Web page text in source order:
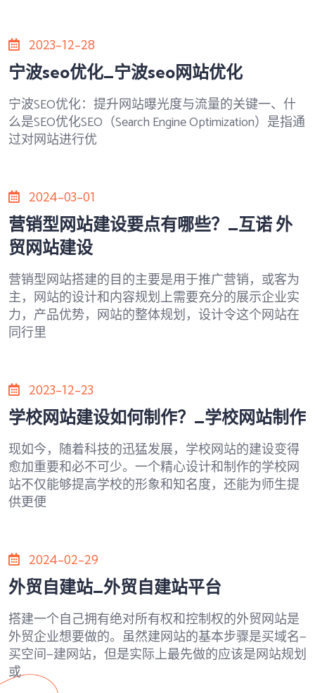
2023-12-28
宁波seo优化_宁波seo网站优化
宁波SEO优化：提升网站曝光度与流量的关键一、什
么是SEO优化SEO（Search Engine Optimization）是指通
过对网站进行优
2024-03-01
营销型网站建设要点有哪些？_互诺 外
贸网站建设
营销型网站搭建的目的主要是用于推广营销，或客为
主，网站的设计和内容规划上需要充分的展示企业实
力，产品优势，网站的整体规划，设计令这个网站在
同行里
2023-12-23
学校网站建设如何制作？_学校网站制作
现如今，随着科技的迅猛发展，学校网站的建设变得
愈加重要和必不可少。一个精心设计和制作的学校网
站不仅能够提高学校的形象和知名度，还能为师生提
供更便
2024-02-29
外贸自建站_外贸自建站平台
搭建一个自己拥有绝对所有权和控制权的外贸网站是
外贸企业想要做的。虽然建网站的基本步骤是买域名—
买空间—建网站，但是实际上最先做的应该是网站规划
或